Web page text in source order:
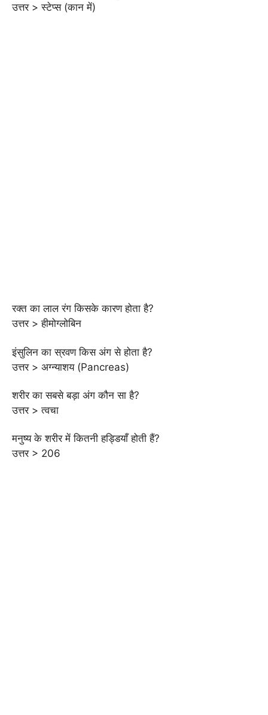
उत्तर > स्टेप्स (कान में)
रक्त का लाल रंग किसके कारण होता है?
उत्तर > हीमोग्लोबिन
इंसुलिन का स्रवण किस अंग से होता है?
उत्तर > अग्न्याशय (Pancreas)
शरीर का सबसे बड़ा अंग कौन सा है?
उत्तर > त्वचा
मनुष्य के शरीर में कितनी हड्डियाँ होती हैं?
उत्तर > 206